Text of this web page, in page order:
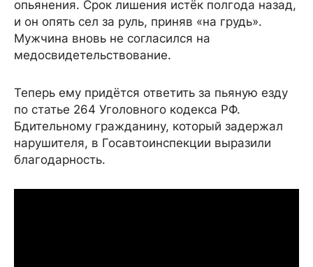
опьянения. Срок лишения истёк полгода назад,
и он опять сел за руль, приняв «на грудь».
Мужчина вновь не согласился на
медосвидетельствование.
Теперь ему придётся ответить за пьяную езду
по статье 264 Уголовного кодекса РФ.
Бдительному гражданину, который задержал
нарушителя, в Госавтоинспекции выразили
благодарность.